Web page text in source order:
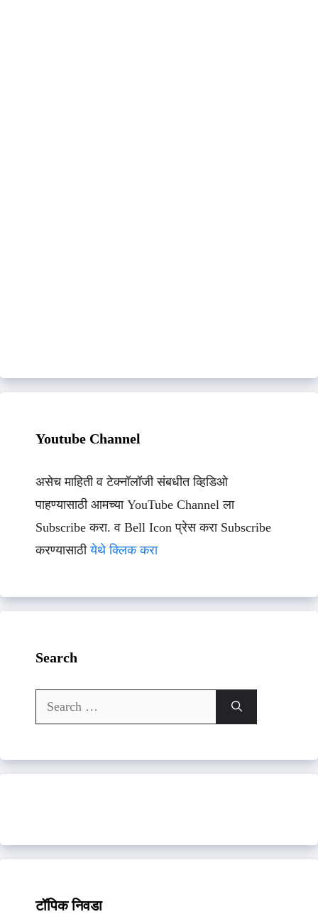
Youtube Channel
असेच माहिती व टेक्नॉलॉजी संबधीत व्हिडिओ
पाहण्यासाठी आमच्या YouTube Channel ला
Subscribe करा. व Bell Icon प्रेस करा Subscribe
करण्यासाठीयेथे क्लिक करा
Search
Search
for:
टॉपिक निवडा